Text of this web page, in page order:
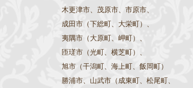
木更津市、茂原市、市原市、
成田市（下総町、大栄町）、
夷隅市（大原町、岬町）、
匝瑳市（光町、横芝町）、
旭市（干潟町、海上町、飯岡町）
勝浦市、山武市（成東町、松尾町、